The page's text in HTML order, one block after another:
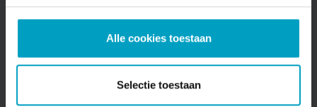
Alle cookies toestaan
Selectie toestaan
Het kopen van een nieuwbouwwoning biedt
daarnaast nog aanvullende voordelen.
Vrij op naam
In tegenstelling tot een bestaand huis, koop je
een nieuwbouwwoning vrij op naam. Dit